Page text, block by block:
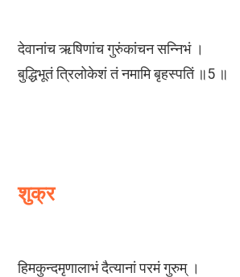
देवानांच ऋषिणांच गुरुंकांचन सन्निभं ।
बुद्धिभूतं त्रिलोकेशं तं नमामि बृहस्पतिं ॥5 ॥
शुक्र
हिमकुन्दमृणालाभं दैत्यानां परमं गुरुम् ।